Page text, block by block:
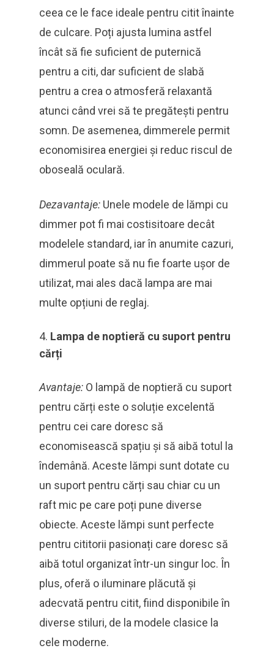
ceea ce le face ideale pentru citit înainte
de culcare. Poți ajusta lumina astfel
încât să fie suficient de puternică
pentru a citi, dar suficient de slabă
pentru a crea o atmosferă relaxantă
atunci când vrei să te pregătești pentru
somn. De asemenea, dimmerele permit
economisirea energiei și reduc riscul de
oboseală oculară.
Dezavantaje: Unele modele de lămpi cu
dimmer pot fi mai costisitoare decât
modelele standard, iar în anumite cazuri,
dimmerul poate să nu fie foarte ușor de
utilizat, mai ales dacă lampa are mai
multe opțiuni de reglaj.
Lampa de noptieră cu suport pentru
cărți
Avantaje: O lampă de noptieră cu suport
pentru cărți este o soluție excelentă
pentru cei care doresc să
economisească spațiu și să aibă totul la
îndemână. Aceste lămpi sunt dotate cu
un suport pentru cărți sau chiar cu un
raft mic pe care poți pune diverse
obiecte. Aceste lămpi sunt perfecte
pentru cititorii pasionați care doresc să
aibă totul organizat într-un singur loc. În
plus, oferă o iluminare plăcută și
adecvată pentru citit, fiind disponibile în
diverse stiluri, de la modele clasice la
cele moderne.